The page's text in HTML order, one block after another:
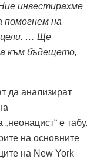
инвестирахме
помогнем на
цели. … Ще
към бъдещето,
да анализират
е табу.
на основните
на New York